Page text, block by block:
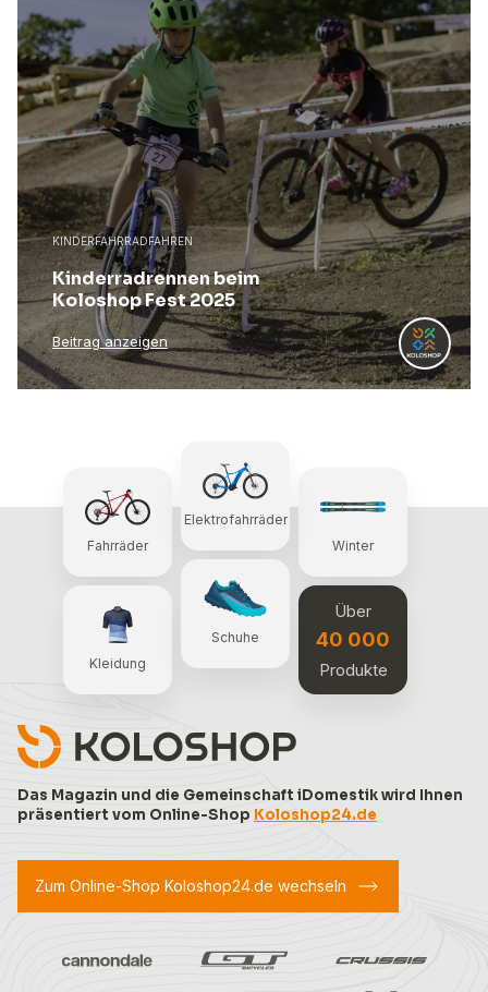
KINDERFAHRRADFAHREN
Kinderradrennen beim
Koloshop Fest 2025
Beitrag anzeigen
Das Magazin und die Gemeinschaft iDomestik wird Ihnen
präsentiert vom Online-Shop Koloshop24.de
Fahrräder
Elektrofahrräder
Winter
Kleidung
Schuhe
Über
40 000
Produkte
Zum Online-Shop Koloshop24.de wechseln